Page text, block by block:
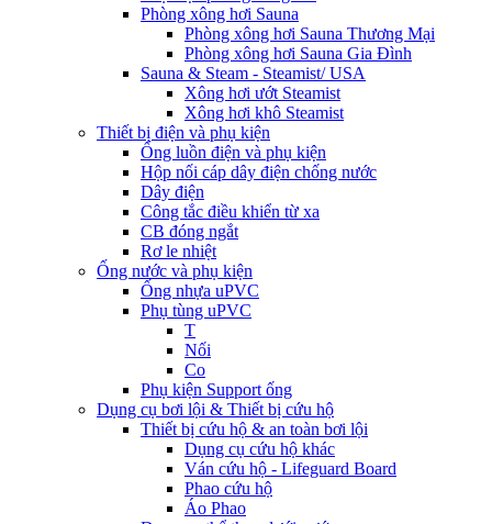
Phòng xông hơi Sauna
Phòng xông hơi Sauna Thương Mại
Phòng xông hơi Sauna Gia Đình
Sauna & Steam - Steamist/ USA
Xông hơi ướt Steamist
Xông hơi khô Steamist
Thiết bị điện và phụ kiện
Ống luồn điện và phụ kiện
Hộp nối cáp dây điện chống nước
Dây điện
Công tắc điều khiển từ xa
CB đóng ngắt
Rơ le nhiệt
Ống nước và phụ kiện
Ống nhựa uPVC
Phụ tùng uPVC
T
Nối
Co
Phụ kiện Support ống
Dụng cụ bơi lội & Thiết bị cứu hộ
Thiết bị cứu hộ & an toàn bơi lội
Dụng cụ cứu hộ khác
Ván cứu hộ - Lifeguard Board
Phao cứu hộ
Áo Phao